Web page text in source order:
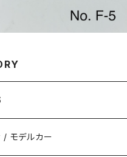
モデルカー